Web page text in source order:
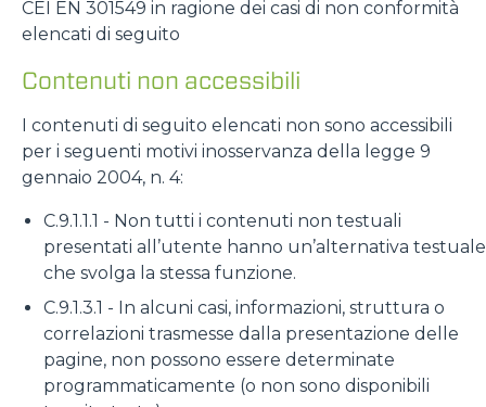
CEI EN 301549 in ragione dei casi di non conformità
elencati di seguito
Contenuti non accessibili
I contenuti di seguito elencati non sono accessibili
per i seguenti motivi inosservanza della legge 9
gennaio 2004, n. 4:
C.9.1.1.1 - Non tutti i contenuti non testuali
presentati all’utente hanno un’alternativa testuale
che svolga la stessa funzione.
C.9.1.3.1 - In alcuni casi, informazioni, struttura o
correlazioni trasmesse dalla presentazione delle
pagine, non possono essere determinate
programmaticamente (o non sono disponibili